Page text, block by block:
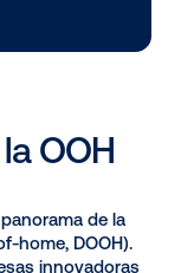
lo
creamos